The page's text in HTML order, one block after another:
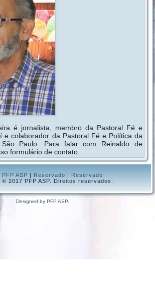
é jornalista, membro da Pastoral Fé e
e colaborador da Pastoral Fé e Política da
São Paulo. Para falar com Reinaldo de
formulário de contato.
PFP ASP | Reservado | Reservado
2017 PFP ASP. Direitos reservados.
Designed by PFP ASP.